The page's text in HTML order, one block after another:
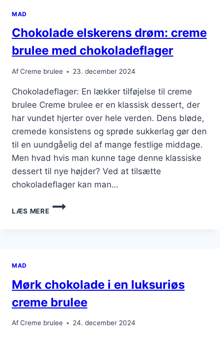
MAD
Chokolade elskerens drøm: creme
brulee med chokoladeflager
AfCreme brulee 23. december 2024
Chokoladeflager: En lækker tilføjelse til creme
brulee Creme brulee er en klassisk dessert, der
har vundet hjerter over hele verden. Dens bløde,
cremede konsistens og sprøde sukkerlag gør den
til en uundgåelig del af mange festlige middage.
Men hvad hvis man kunne tage denne klassiske
dessert til nye højder? Ved at tilsætte
chokoladeflager kan man…
LÆS MERE
CHOKOLADE
ELSKERENS
MAD
Mørk chokolade i en luksuriøs
creme brulee
AfCreme brulee 24. december 2024